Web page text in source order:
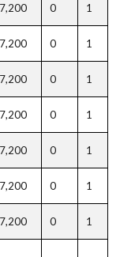
0 1
0 1
0 1
0 1
0 1
0 1
0 1